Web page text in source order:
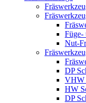
Füge-
Nut-
DP
VHW
HW
DP